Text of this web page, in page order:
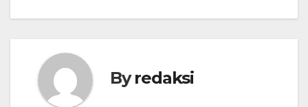
Byredaksi